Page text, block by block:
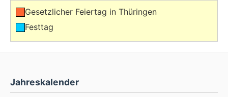
Jahreskalender
Gesetzlicher Feiertag in Thüringen
Festtag